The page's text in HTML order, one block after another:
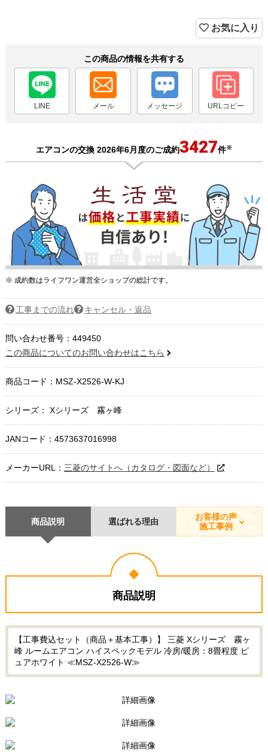
お気に入り
この商品の情報を共有する
LINE メール メッセージ URLコピー
エアコンの交換 2026年6月度のご成約3427件※
※ 成約数はライフワン運営全ショップの総計です。
工事までの流れ キャンセル・返品
問い合わせ番号：449450
この商品についてのお問い合わせはこちら
商品コード： MSZ-X2526-W-KJ
シリーズ： Xシリーズ 霧ヶ峰
JANコード：4573637016998
メーカーURL： 三菱のサイトへ（カタログ・図面など）
商品説明 選ばれる理由
お客様の声
施工事例
商品説明
【工事費込セット（商品＋基本工事）】 三菱 Xシリーズ 霧ヶ
峰 ルームエアコン ハイスペックモデル 冷房/暖房：8畳程度 ピ
ュアホワイト ≪MSZ-X2526-W≫